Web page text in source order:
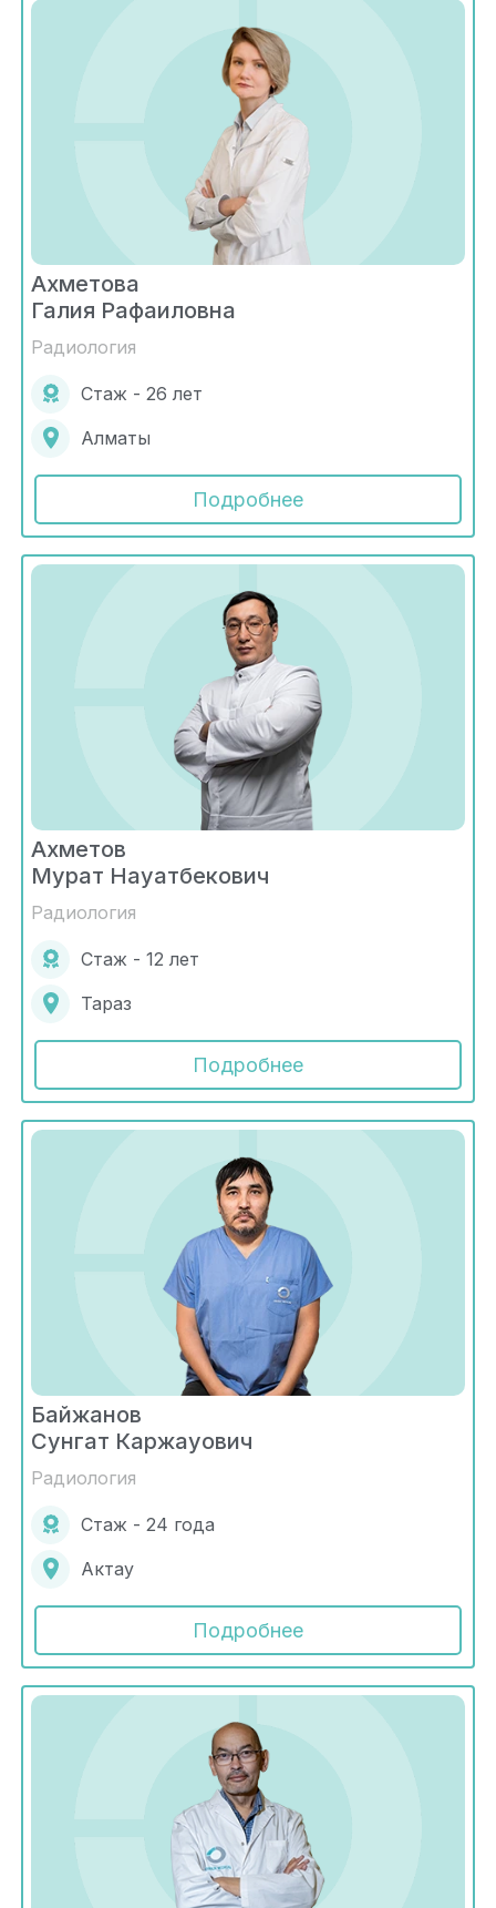
Ахметова
Галия Рафаиловна
Радиология
Стаж - 26 лет
Алматы
Подробнее
Ахметов
Мурат Науатбекович
Радиология
Стаж - 12 лет
Тараз
Подробнее
Байжанов
Сунгат Каржауович
Радиология
Стаж - 24 года
Актау
Подробнее